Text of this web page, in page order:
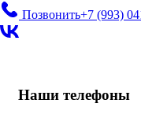
Позвонить+7 (993)
Наши телефоны